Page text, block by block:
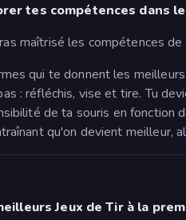
tes compétences dans
maîtrisé les compétences
qui te donnent les
: réfléchis, vise et tire. Tu
de ta souris en fonction
qu'on devient meilleur,
Jeux de Tir à la